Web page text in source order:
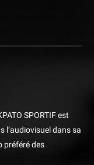
SPORTIF est
l’audiovisuel dans sa
préféré des